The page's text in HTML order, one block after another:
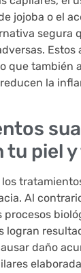
jojoba o el
segura
Estos
que también
la
tu piel
Al
procesos
logran
daño